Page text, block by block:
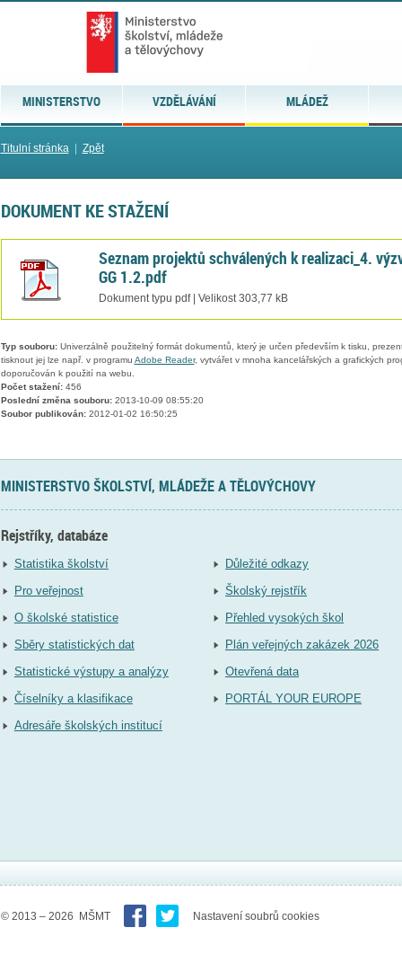
MINISTERSTVO VZDĚLÁVÁNÍ MLÁDEŽ
Titulní stránka| Zpět
DOKUMENT KE STAŽENÍ
Seznam projektů schválených k realizaci_4.
GG 1.2.pdf
Dokument typu pdf | Velikost 303,77 kB
Typ souboru:Univerzálně použitelný formát dokumentů, který je určen především k tisku,
tisknout jej lze např. v programu Adobe Reader, vytvářet v mnoha kancelářských a grafických
doporučován k použití na webu.
Počet stažení:456
Poslední změna souboru:2013-10-09 08:55:20
Soubor publikován:2012-01-02 16:50:25
MINISTERSTVO ŠKOLSTVÍ, MLÁDEŽE A TĚLOVÝCHOVY
Rejstříky, databáze
Statistika školství
Pro veřejnost
O školské statistice
Sběry statistických dat
Statistické výstupy a analýzy
Číselníky a klasifikace
Adresáře školských institucí
Důležité odkazy
Školský rejstřík
Přehled vysokých škol
Plán veřejných zakázek 2026
Otevřená data
PORTÁL YOUR EUROPE
© 2013 – 2026 MŠMT Nastavení soubrů cookies